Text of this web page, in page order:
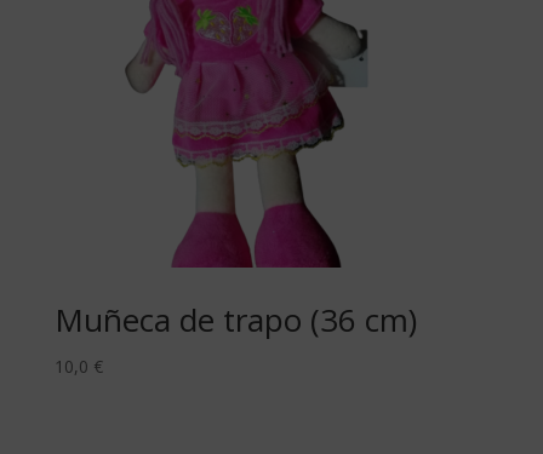
Muñeca de trapo (36 cm)
10,0 €